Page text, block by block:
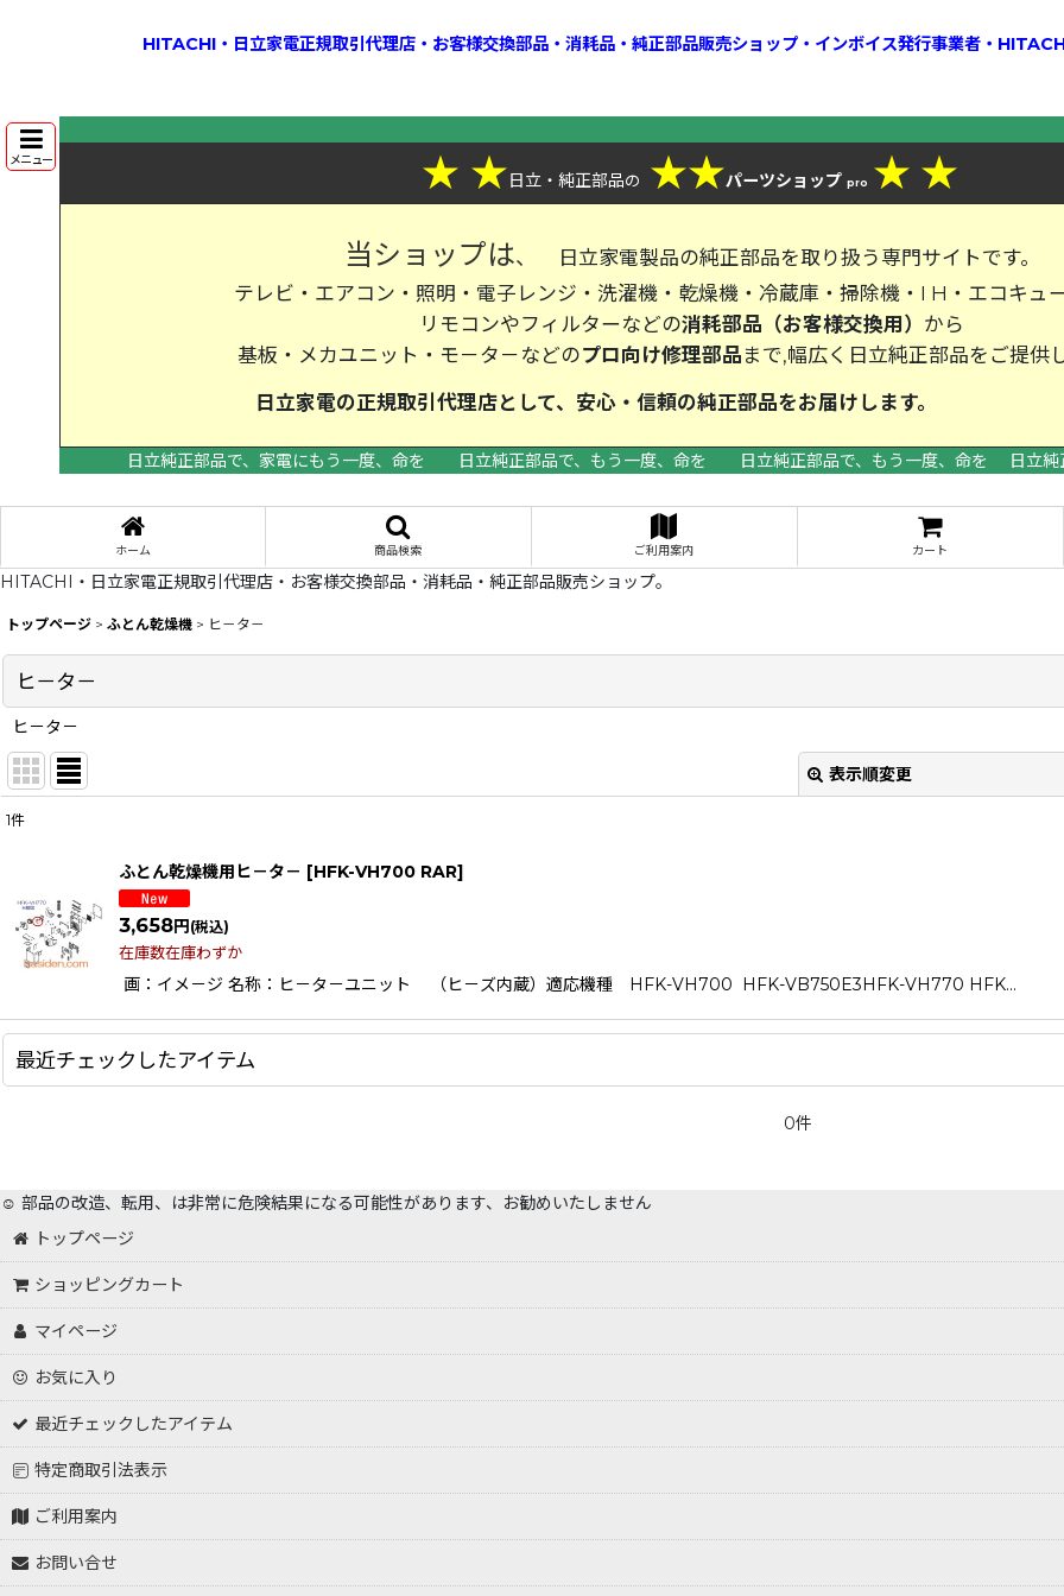
HITACHI・日立家電正規取引代理店・お客様交換部品・消耗品・純正部品販売ショップ・インボイス発行事業者・
メニュー ★ ★日立・純正部品の ★★パーツショップ pro ★ ★
当ショップは、
日立家電製品の純正部品を取り扱う専門サイトです。
テレビ・エアコン・照明・電子レンジ・洗濯機・乾燥機・冷蔵庫・掃除機・I H・エコキュ
リモコンやフィルターなどの消耗部品（お客様交換用） から
基板・メカユニット・モ－タ－などのプロ向け修理部品 まで,幅広く日立純正部品をご提供
日立家電の正規取引代理店として、安心・信頼の純正部品をお届
日立純正部品で、家電にもう一度、命を
日立純正部品で、もう一度、命を 日立純正部品で、もう一度、命を 日立純
ホーム 商品検索 ご利用案内 カート
HITACHI・日立家電正規取引代理店・お客様交換部品・消耗品・純正部品販売ショップ。
トップページ > ふとん乾燥機 > ヒ－タ－
ヒ－タ－
ヒ－タ－
表示順変更
在庫あり
並び順:
絞り込む
1件
ふとん乾燥機用ヒ－タ－ [HFK-VH700 RAR]
3,658円(税込)
在庫数在庫わずか
画：イメ－ジ 名称：ヒ－タ－ユニット （ヒ－ズ内蔵）適応機種 HFK-VH700 HFK-VB750E3HFK-VH770 HFK…
最近チェックしたアイテム
0件
☺️ 部品の改造、転用、は非常に危険結果になる可能性があります、お勧めいたしません
トップページ
ショッピングカート
マイページ
お気に入り
最近チェックしたアイテム
特定商取引法表示
ご利用案内
お問い合せ